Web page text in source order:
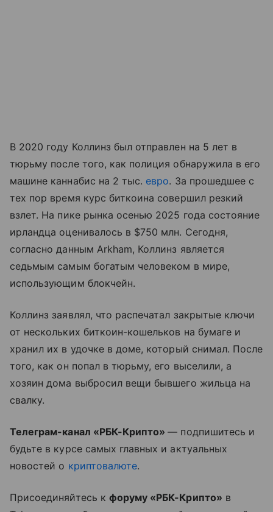
В 2020 году Коллинз был отправлен на 5 лет в
тюрьму после того, как полиция обнаружила в его
машине каннабис на 2 тыс. евро. За прошедшее с
тех пор время курс биткоина совершил резкий
взлет. На пике рынка осенью 2025 года состояние
ирландца оценивалось в $750 млн. Сегодня,
согласно данным Arkham, Коллинз является
седьмым самым богатым человеком в мире,
использующим блокчейн.
Коллинз заявлял, что распечатал закрытые ключи
от нескольких биткоин-кошельков на бумаге и
хранил их в удочке в доме, который снимал. После
того, как он попал в тюрьму, его выселили, а
хозяин дома выбросил вещи бывшего жильца на
свалку.
Телеграм-канал «РБК-Крипто»— подпишитесь и
будьте в курсе самых главных и актуальных
новостей о криптовалюте.
Присоединяйтесь к форуму «РБК-Крипто» в